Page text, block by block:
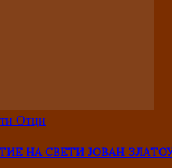
Отци
НА СВЕТИ ЈОВАН